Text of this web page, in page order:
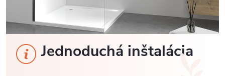
Jednoduchá inštalácia